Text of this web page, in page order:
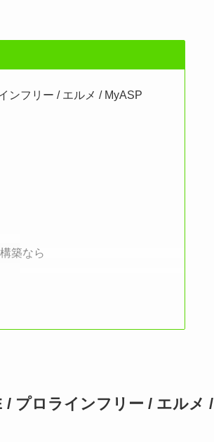
ンフリー / エルメ / MyASP
築なら
/ プロラインフリー / エルメ /